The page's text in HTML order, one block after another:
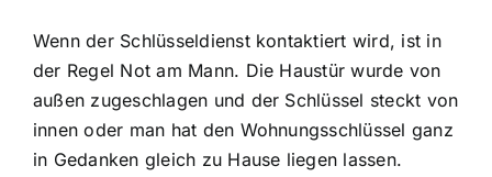
Wenn der Schlüsseldienst kontaktiert wird, ist in
der Regel Not am Mann. Die Haustür wurde von
außen zugeschlagen und der Schlüssel steckt von
innen oder man hat den Wohnungsschlüssel ganz
in Gedanken gleich zu Hause liegen lassen.